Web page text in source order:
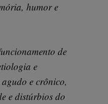
humor e
de
e
agudo e crônico,
e distúrbios do